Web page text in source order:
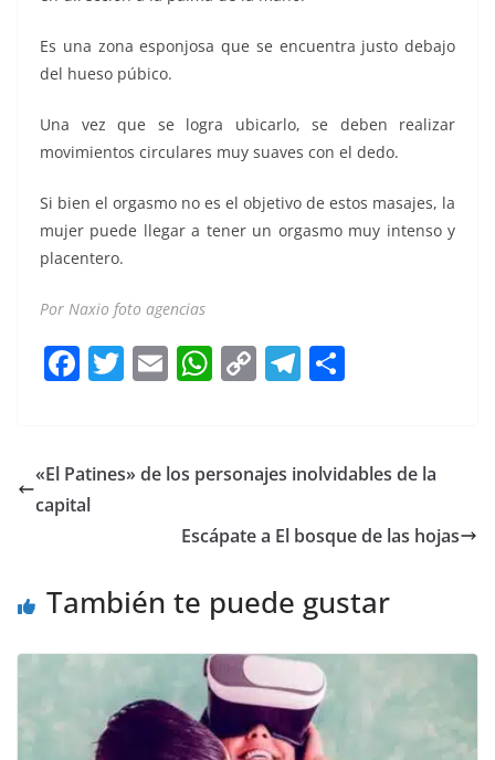
Es una zona esponjosa que se encuentra justo debajo
del hueso púbico.
Una vez que se logra ubicarlo, se deben realizar
movimientos circulares muy suaves con el dedo.
Si bien el orgasmo no es el objetivo de estos masajes, la
mujer puede llegar a tener un orgasmo muy intenso y
placentero.
Por Naxio foto agencias
F
e
b
k
T
er
E
l
W
s
p
C
y
n
T
gr
m
e
«El Patines» de los personajes inolvidables de la
capital
Escápate a El bosque de las hojas
También te puede gustar